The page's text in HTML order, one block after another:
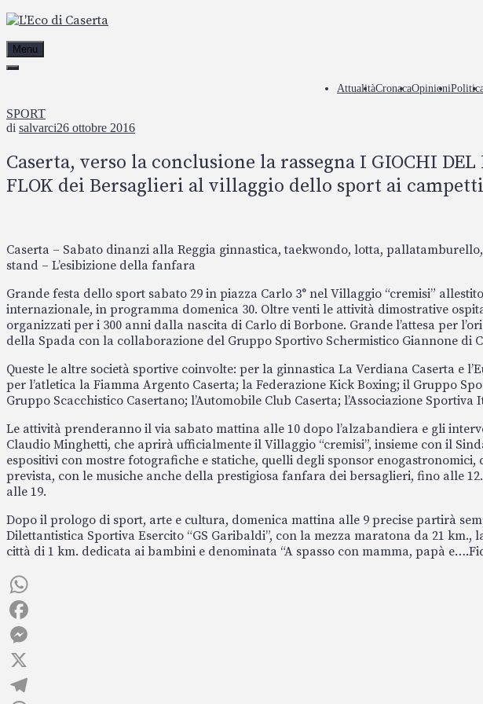
Passa
contenuto
Menu
AttualitàCronacaOpinioni
SPORT
di salvarci26 ottobre 2016
Caserta, verso la conclusione la rassegna I GIOCHI
FLOK dei Bersaglieri al villaggio dello sport ai campetti
Caserta – Sabato dinanzi alla Reggia ginnastica, taekwondo, lotta,
stand – L’esibizione della fanfara
Grande festa dello sport sabato 29 in piazza Carlo 3° nel Villaggio “cremisi”
internazionale, in programma domenica 30. Oltre venti le attività dimostrative
organizzati per i 300 anni dalla nascita di Carlo di Borbone. Grande l’attesa per
della Spada con la collaborazione del Gruppo Sportivo Schermistico Giannone di
Queste le altre società sportive coinvolte: per la ginnastica La Verdiana Caserta e
per l’atletica la Fiamma Argento Caserta; la Federazione Kick Boxing; il Gruppo
Gruppo Scacchistico Casertano; l’Automobile Club Caserta; l’Associazione
Le attività prenderanno il via sabato mattina alle 10 dopo l’alzabandiera e gli
Claudio Minghetti, che aprirà ufficialmente il Villaggio “cremisi”, insieme con il
espositivi con mostre fotografiche e statiche, quelli degli sponsor
prevista, con le musiche anche della prestigiosa fanfara dei bersaglieri, fino alle
alle 19.
Dopo il prologo di sport, arte e cultura, domenica mattina alle 9 precise partirà
Dilettantistica Sportiva Esercito “GS Garibaldi”, con la mezza maratona da 21
città di 1 km. dedicata ai bambini e denominata “A spasso con mamma, papà
WhatsApp
Facebook
Messenger
X